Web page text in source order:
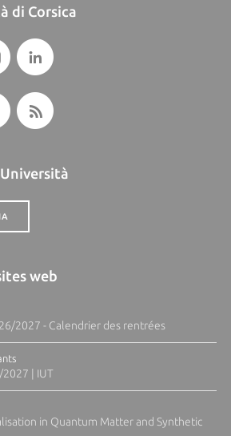
di Corsica
web
2027 - Calendrier des rentrées
| IUT
in Quantum Matter and Synthetic